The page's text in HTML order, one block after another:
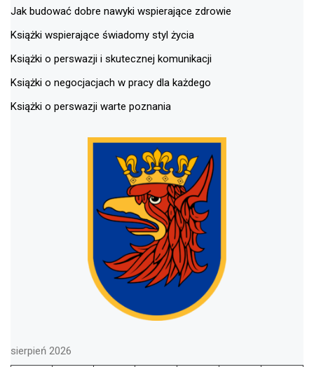
Jak budować dobre nawyki wspierające zdrowie
Książki wspierające świadomy styl życia
Książki o perswazji i skutecznej komunikacji
Książki o negocjacjach w pracy dla każdego
Książki o perswazji warte poznania
sierpień 2026